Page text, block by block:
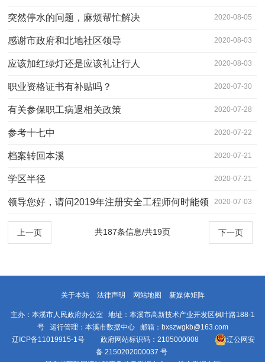
突然停水的问题，麻烦帮忙解决 2020-08-05
感谢市政府和北地社区领导 2020-08-03
应该加红绿灯还是应该礼让行人 2020-08-03
职业资格证书有补贴吗？ 2020-07-30
有关参保职工病退相关政策 2020-07-28
参考十七中 2020-07-22
档案转回本溪 2020-07-21
学区半径 2020-07-21
领导您好，请问2019年注册安全工程师何时能领
取，望通知…
2020-07-03
上一页 下一页
共187条信息/共19页
关于本站 法律声明 网站地图 新媒体矩阵
主办：本溪市人民政府办公室 地址：本溪市高新技术产业开发区枫叶路188-1
号 运行管理：本溪市数据中心 邮箱：bxszwgkb@163.com
辽ICP备11019915-1号 政府网站标识码：2105000008
辽公网安
备 2150202000037 号